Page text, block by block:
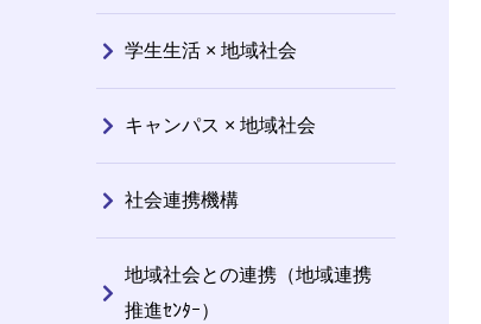
学生生活 × 地域社会
キャンパス × 地域社会
社会連携機構
地域社会との連携（地域連携
推進ｾﾝﾀｰ）